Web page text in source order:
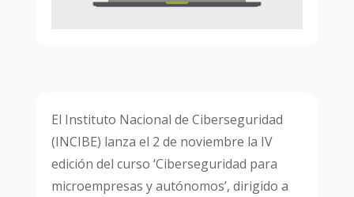
El Instituto Nacional de Ciberseguridad
(INCIBE) lanza el 2 de noviembre la IV
edición del curso ‘Ciberseguridad para
microempresas y autónomos’, dirigido a